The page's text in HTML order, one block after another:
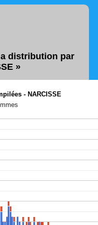
distribution par
»
- NARCISSE